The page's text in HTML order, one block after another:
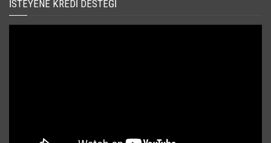
İSTEYENE KREDI DESTEĞI